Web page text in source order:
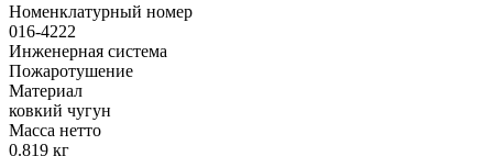
Номенклатурный номер
016-4222
Инженерная система
Пожаротушение
Материал
ковкий чугун
Масса нетто
0.819 кг